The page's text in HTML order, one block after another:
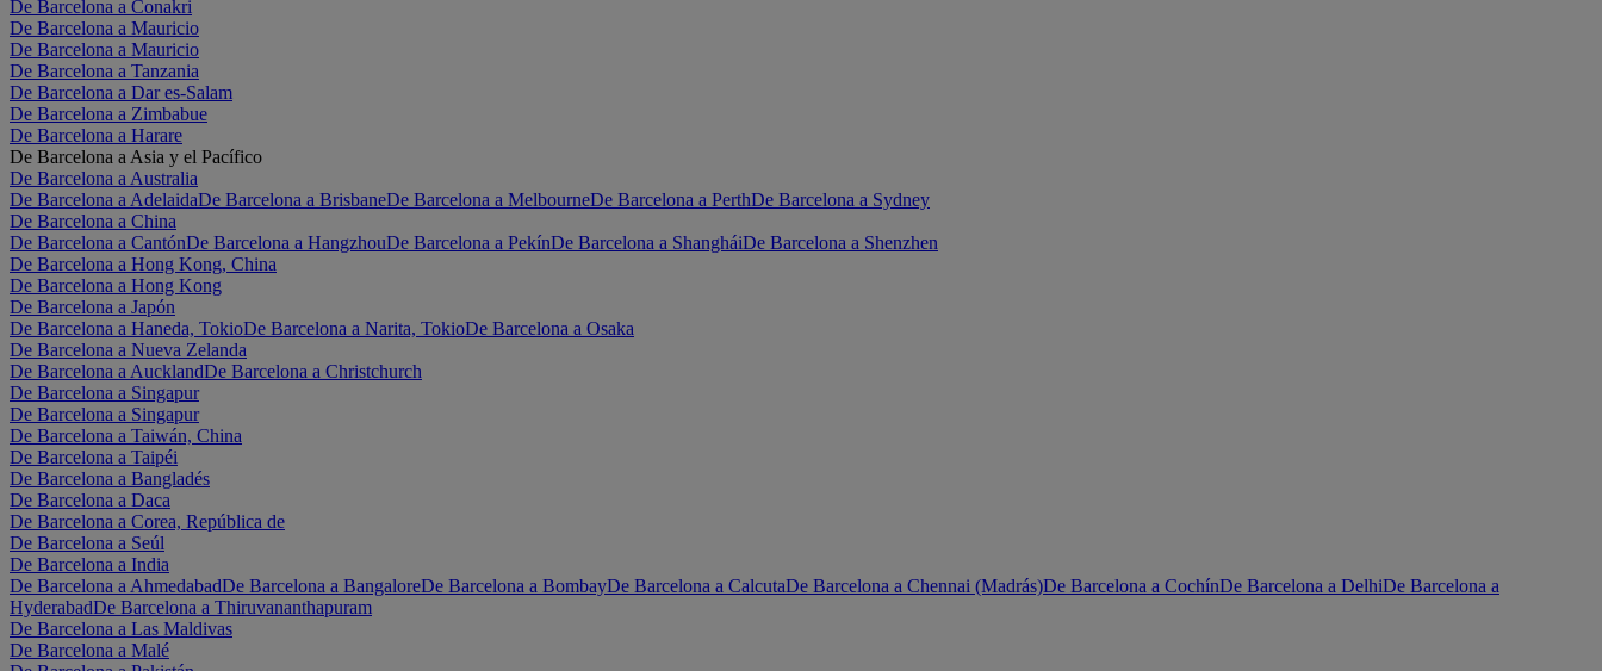
De Barcelona a Conakri
De Barcelona a Mauricio
De Barcelona a Mauricio
De Barcelona a Tanzania
De Barcelona a Dar es-Salam
De Barcelona a Zimbabue
De Barcelona a Harare
De Barcelona a Asia y el Pacífico
De Barcelona a Australia
De Barcelona a AdelaidaDe Barcelona a BrisbaneDe Barcelona a MelbourneDe Barcelona a PerthDe Barcelona a Sydney
De Barcelona a China
De Barcelona a CantónDe Barcelona a HangzhouDe Barcelona a PekínDe Barcelona a ShangháiDe Barcelona a Shenzhen
De Barcelona a Hong Kong, China
De Barcelona a Hong Kong
De Barcelona a Japón
De Barcelona a Haneda, TokioDe Barcelona a Narita, TokioDe Barcelona a Osaka
De Barcelona a Nueva Zelanda
De Barcelona a AucklandDe Barcelona a Christchurch
De Barcelona a Singapur
De Barcelona a Singapur
De Barcelona a Taiwán, China
De Barcelona a Taipéi
De Barcelona a Bangladés
De Barcelona a Daca
De Barcelona a Corea, República de
De Barcelona a Seúl
De Barcelona a India
De Barcelona a AhmedabadDe Barcelona a BangaloreDe Barcelona a BombayDe Barcelona a CalcutaDe Barcelona a Chennai (Madrás)De Barcelona a CochínDe Barcelona a DelhiDe Barcelona a
HyderabadDe Barcelona a Thiruvananthapuram
De Barcelona a Las Maldivas
De Barcelona a Malé